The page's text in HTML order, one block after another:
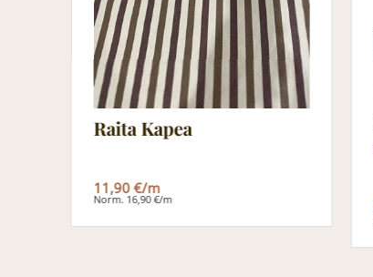
Raita Kapea
11,90 €/m
Norm. 16,90 €/m